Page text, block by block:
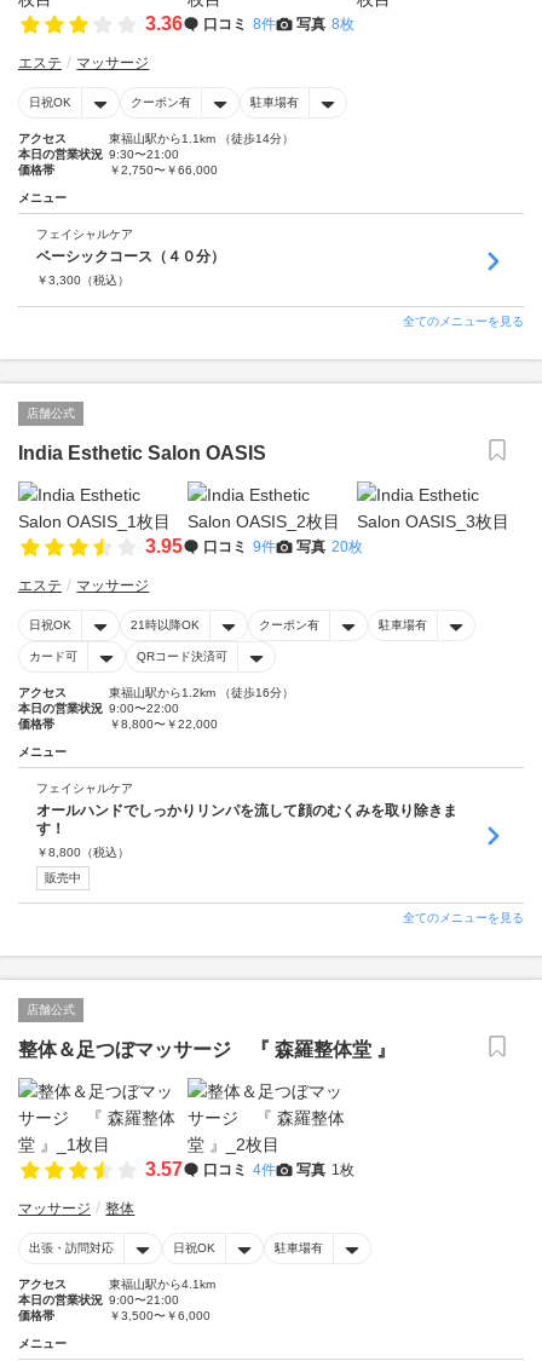
3.36 口コミ 8件 写真 8枚
エステ マッサージ
日祝OK クーポン有 駐車場有
アクセス
東福山駅から1.1km （徒歩14分）
本日の営業状況 9:30〜21:00
価格帯
￥2,750〜￥66,000
メニュー
フェイシャルケア
ベーシックコース（４０分）
￥3,300 （税込）
全てのメニューを見る
店舗公式
India Esthetic Salon OASIS
3.95 口コミ 9件 写真 20枚
エステ マッサージ
日祝OK 21時以降OK クーポン有 駐車場有
カード可 QRコード決済可
アクセス
東福山駅から1.2km （徒歩16分）
本日の営業状況 9:00〜22:00
価格帯
￥8,800〜￥22,000
メニュー
フェイシャルケア
オールハンドでしっかりリンパを流して顔のむくみを取り除きま
す！
￥8,800 （税込）
販売中
全てのメニューを見る
店舗公式
整体＆足つぼマッサージ 『 森羅整体堂 』
3.57 口コミ 4件 写真 1枚
マッサージ 整体
出張・訪問対応 日祝OK 駐車場有
アクセス
東福山駅から4.1km
本日の営業状況 9:00〜21:00
価格帯
￥3,500〜￥6,000
メニュー